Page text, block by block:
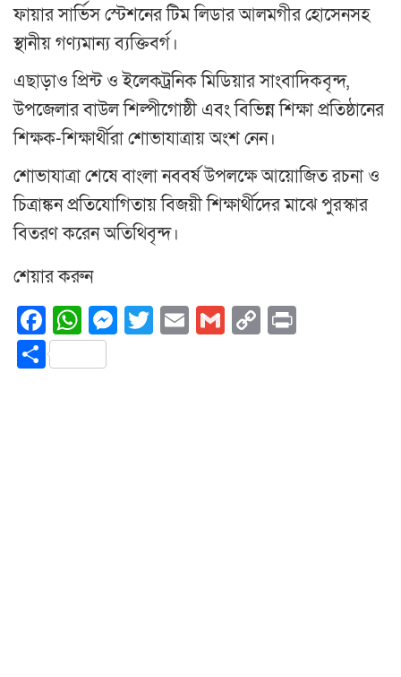
ফায়ার সার্ভিস স্টেশনের টিম লিডার আলমগীর হোসেনসহ
স্থানীয় গণ্যমান্য ব্যক্তিবর্গ।
এছাড়াও প্রিন্ট ও ইলেকট্রনিক মিডিয়ার সাংবাদিকবৃন্দ,
উপজেলার বাউল শিল্পীগোষ্ঠী এবং বিভিন্ন শিক্ষা প্রতিষ্ঠানের
শিক্ষক-শিক্ষার্থীরা শোভাযাত্রায় অংশ নেন।
শোভাযাত্রা শেষে বাংলা নববর্ষ উপলক্ষে আয়োজিত রচনা ও
চিত্রাঙ্কন প্রতিযোগিতায় বিজয়ী শিক্ষার্থীদের মাঝে পুরস্কার
বিতরণ করেন অতিথিবৃন্দ।
শেয়ার করুন
Facebook
WhatsApp
Messenger
Twitter
EmailGmail
Copy
Share